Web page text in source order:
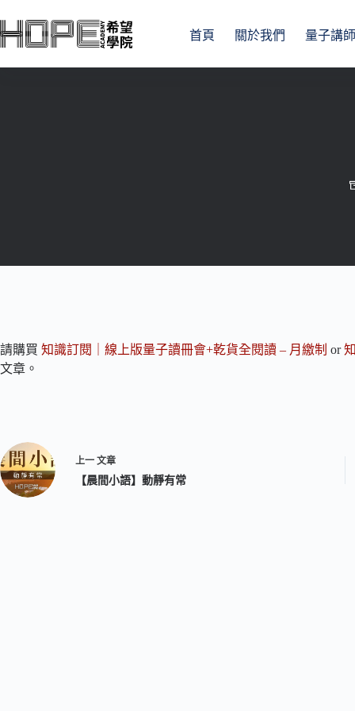
至
主
要
首頁 關於我們 量子講
請購買 知識訂閱｜線上版量子讀冊會+乾貨全閱讀 – 月繳制 or
文章。
上一 文章
【晨間小語】動靜有常